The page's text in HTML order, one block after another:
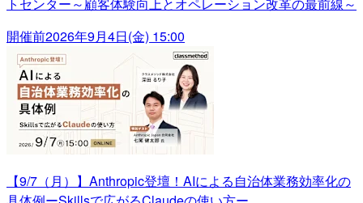
開催前2026年9月4日(金) 15:00
【9/7（月）】Anthropic登壇！AIによる自治体業務効率化の